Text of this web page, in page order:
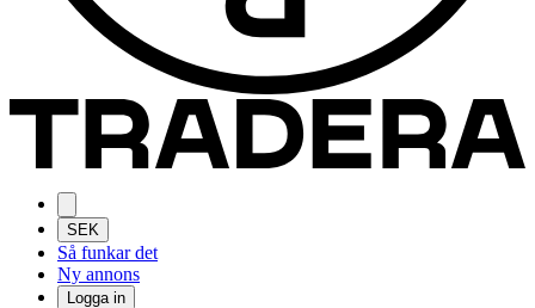
SEK
Så funkar det
Ny annons
Logga in